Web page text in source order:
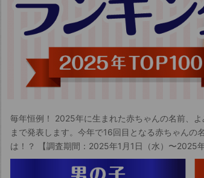
毎年恒例！ 2025年に生まれた赤ちゃんの名前、
まで発表します。今年で16回目となる赤ちゃんの
は！？ 【調査期間：2025年1月1日（水）〜2025